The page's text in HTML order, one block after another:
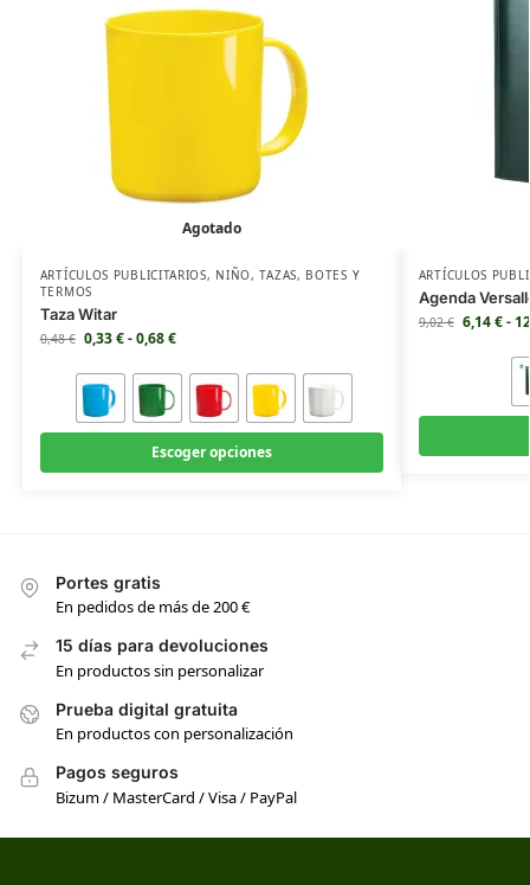
Agotado
ARTÍCULOS PUBLICITARIOS, NIÑO,TAZAS, BOTES Y
TERMOS
Taza Witar
0,48€ 0,33€-0,68€
Escoger opciones
ARTÍCULOS
Agenda
9,02€ 6,14€-
Portes gratis
En pedidos de más de 200 €
15 días para devoluciones
En productos sin personalizar
Prueba digital gratuita
En productos con personalización
Pagos seguros
Bizum / MasterCard / Visa / PayPal